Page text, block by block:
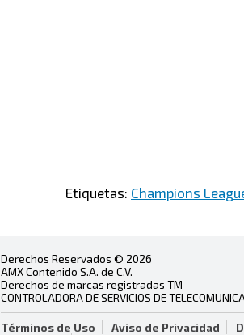
Etiquetas: Champions
Derechos Reservados © 2026
AMX Contenido S.A. de C.V.
Derechos de marcas registradas TM
CONTROLADORA DE SERVICIOS DE
Términos de Uso Aviso de Privacidad